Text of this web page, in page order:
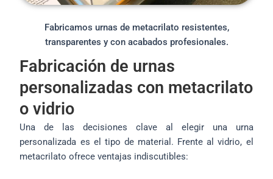
Fabricamos urnas de metacrilato resistentes,
transparentes y con acabados profesionales.
Fabricación de urnas
personalizadas con metacrilato
o vidrio
Una de las decisiones clave al elegir una urna
personalizada es el tipo de material. Frente al vidrio, el
metacrilato ofrece ventajas indiscutibles: